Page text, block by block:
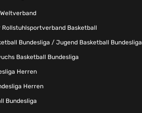
Rollstuhlsportverband Basketball
Bundesliga / Jugend Basketball Bundesliga
Basketball Bundesliga
Herren
Herren
Bundesliga